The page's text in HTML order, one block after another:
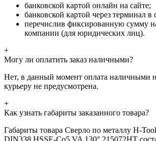
банковской картой онлайн на сайте;
банковской картой через терминал
перечислив фиксированную сумму
компании (для юридических лиц).
+
Могу ли оплатить заказ наличными?
Нет, в данный момент оплата наличными
курьеру не предусмотрена.
+
Как узнать габариты заказанного товара?
Габариты товара Сверло по металлу H-
DIN338 HSSE-Co5 VA 130° 215072HT